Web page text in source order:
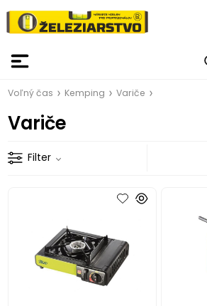
Voľný čas Kemping Variče
Variče
Filter